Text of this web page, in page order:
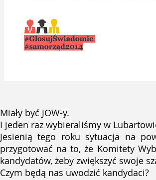
Miały być JOW-y.
I jeden raz wybieraliśmy w
Jesienią tego roku sytuacja na
przygotować na to, że Komitety
kandydatów, żeby zwiększyć swoje
Czym będą nas uwodzić kandydaci?